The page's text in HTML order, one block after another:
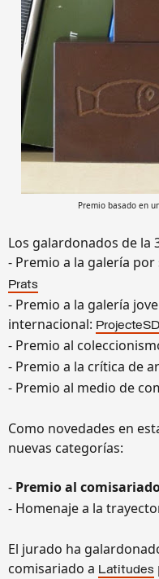
Premio basado en
Los galardonados de la
- Premio a la galería
Prats
- Premio a la galería
internacional: ProjecteSD
- Premio al
- Premio a la crítica de
- Premio al medio de
Como novedades en
nuevas categorías:
- Premio al
- Homenaje a la
El jurado ha
comisariado a Latitudes